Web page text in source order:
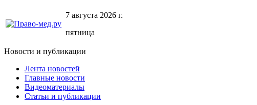
7 августа 2026 г.
пятница
Новости и публикации
Лента новостей
Главные новости
Видеоматериалы
Статьи и публикации